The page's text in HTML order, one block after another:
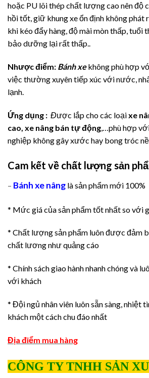
hoặc PU lõi thép chất lượng cao nên độ
hồi tốt, giữ khung xe ổn định không phát
khi kéo đẩy hàng, độ mài mòn thấp, tuổi
bảo dưỡng lại rất thấp..
Nhược điểm: Bánh xe không phù hợp
việc thường xuyên tiếp xúc với nước,
lạnh.
Ứng dụng : Được lắp cho các loạixe
cao, xe nâng bán tự động,…phù hợp
nghiệp không gây xước hay bong tróc
Cam kết về chất lượng sản
– Bánh xe nâng là sản phẩm mới 100%
* Mức giá của sản phẩm tốt nhất so với
* Chất lượng sản phẩm luôn được đảm
chất lương như quảng cáo
* Chính sách giao hành nhanh chóng và
với khách
* Đội ngủ nhân viên luôn sẵn sàng, nhiệt
khách một cách chu đáo nhất
Địa điểm mua hàng
CÔNG TY TNHH SẢN